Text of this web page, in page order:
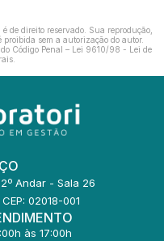
é de direito reservado. Sua reprodução,
sem a autorização do autor.
Código Penal – Lei 9610/98 - Lei de
.
Andar - Sala 26
02018-001
às 17:00h